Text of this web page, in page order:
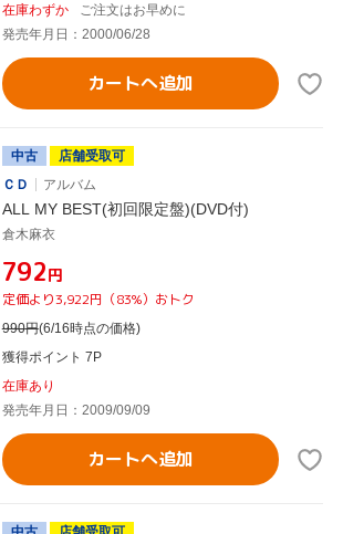
在庫わずか
ご注文はお早めに
発売年月日：2000/06/28
カートへ追加
中古
店舗受取可
ＣＤ
アルバム
ALL MY BEST(初回限定盤)(DVD付)
倉木麻衣
¥792円
定価より3,922円（83%）おトク
990円(6/16時点の価格)
獲得ポイント 7P
在庫あり
発売年月日：2009/09/09
カートへ追加